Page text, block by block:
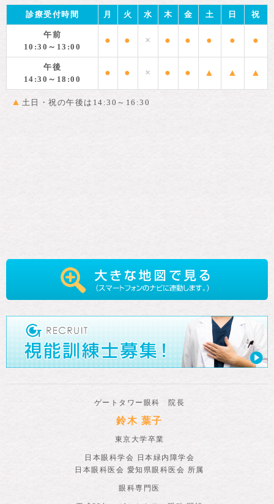
診療受付時間 月 火 水 木 金 土 日 祝
午前
10:30～13:00
● ● × ● ● ● ● ●
午後
14:30～18:00
● ● × ● ● ▲ ▲ ▲
▲ 土日・祝の午後は14:30～16:30
ゲートタワー眼科 院長
鈴木 葉子
東京大学卒業
日本眼科学会 日本緑内障学会
日本眼科医会 愛知県眼科医会 所属
眼科専門医